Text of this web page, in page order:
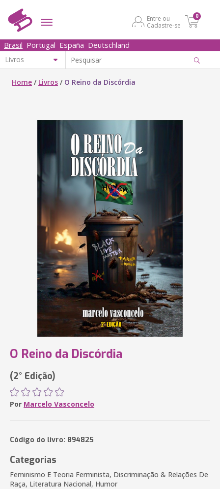
Entre ou
Cadastre-se
0
Brasil Portugal España Deutschland
Home / Livros / O Reino da Discórdia
O Reino da Discórdia
(2° Edição)
Por Marcelo Vasconcelo
Código do livro: 894825
Categorias
Feminismo E Teoria Ferminista, Discriminação & Relações De
Raça, Literatura Nacional, Humor